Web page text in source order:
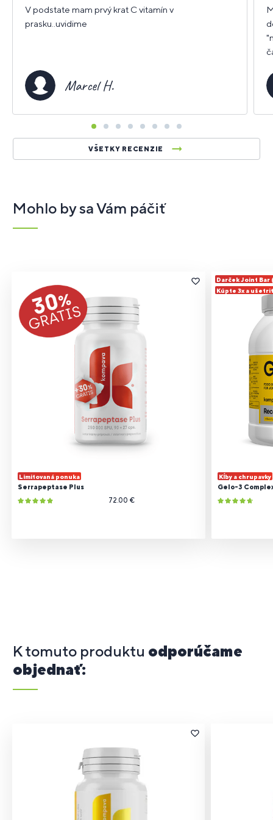
VŠETKY RECENZIE
V podstate mam prvý krat C vitamín v
prasku..uvidime
Marcel H.
Mohlo by sa Vám páčiť
Limitovaná ponuka
Serrapeptase Plus
72.00 €
Darček Joint Bar
Kúpte 3x a
Kĺby a chrupavky
Gelo-3
K tomuto produktu odporúčame
objednať: